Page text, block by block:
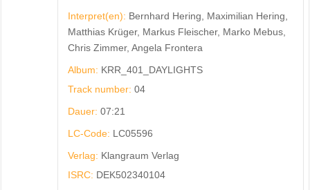
Interpret(en): Bernhard Hering, Maximilian Hering,
Matthias Krüger, Markus Fleischer, Marko Mebus,
Chris Zimmer, Angela Frontera
Album: KRR_401_DAYLIGHTS
Track number: 04
Dauer: 07:21
LC-Code: LC05596
Verlag: Klangraum Verlag
ISRC: DEK502340104